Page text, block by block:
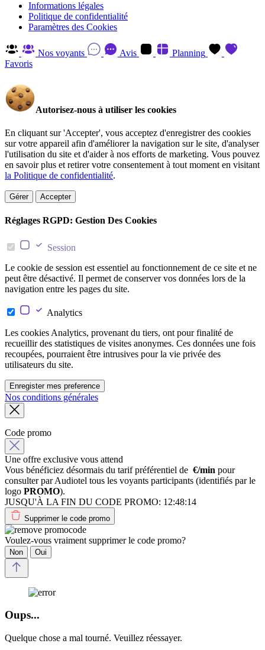
Informations légales
Politique de confidentialité
Paramètres des Cookies
Nos voyants Avis
Planning
Favoris
Autorisez-nous à utiliser les cookies
En cliquant sur 'Accepter', vous acceptez d'enregistrer des cookies
sur votre appareil afin d'améliorer la navigation sur le site, d'analyser
l'utilisation du site et d'aider à nos efforts de marketing. Vous pouvez
en savoir plus et retirer votre consentement à tout moment en visitant
la Politique de confidentialité.
Gérer Accepter
Réglages RGPD: Gestion Des Cookies
Session
Le cookie de session est essentiel au fonctionnement de ce site et ne
peut être désactivé. Il permet de conserver vos données lors de la
navigation entre les pages du site.
Analytics
Les cookies Analytics, provenant du tiers, ont pour finalité de
recueillir des statistiques de visites anonymes. Ces données une fois
recoupées, pourraient être intrusives pour la vie privée des
utilisateurs du site.
Enregister mes preference
Nos conditions générales
Code promo
Une offre exclusive vous attend
Vous bénéficiez désormais du tarif préférentiel de €/min pour
consulter par Audiotel tous les voyants participants (identifiés par le
logo PROMO).
JUSQU'À LA FIN DU CODE PROMO: 12:48:14
Supprimer le code promo
Voulez-vous vraiment supprimer le code promo?
Non Oui
Oups...
Quelque chose a mal tourné. Veuillez réessayer.